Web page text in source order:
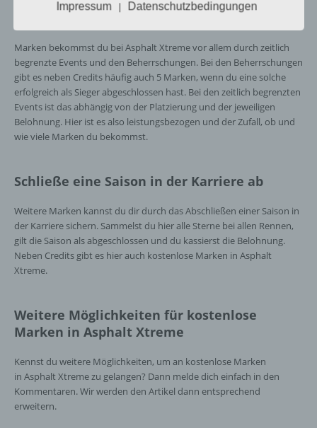
zeitlich begrenzten Events
Marken bekommst du bei Asphalt Xtreme vor allem durch zeitlich
begrenzte Events und den Beherrschungen. Bei den Beherrschungen
gibt es neben Credits häufig auch 5 Marken, wenn du eine solche
erfolgreich als Sieger abgeschlossen hast. Bei den zeitlich begrenzten
Events ist das abhängig von der Platzierung und der jeweiligen
Belohnung. Hier ist es also leistungsbezogen und der Zufall, ob und
wie viele Marken du bekommst.
Schließe eine Saison in der Karriere ab
Weitere Marken kannst du dir durch das Abschließen einer Saison in
der Karriere sichern. Sammelst du hier alle Sterne bei allen Rennen,
gilt die Saison als abgeschlossen und du kassierst die Belohnung.
Neben Credits gibt es hier auch kostenlose Marken in Asphalt
Xtreme.
Weitere Möglichkeiten für kostenlose
Marken in Asphalt Xtreme
Kennst du weitere Möglichkeiten, um an kostenlose Marken
in Asphalt Xtreme zu gelangen? Dann melde dich einfach in den
Kommentaren. Wir werden den Artikel dann entsprechend
erweitern.
Informationen nicht mehr einer spezifischen
betroffenen Person zugeordnet werden
können, sofern diese zusätzlichen
Informationen gesondert aufbewahrt werden
und technischen und organisatorischen
Maßnahmen unterliegen, die gewährleisten,
dass die personenbezogenen Daten nicht
einer identifizierten oder identifizierbaren
natürlichen Person zugewiesen werden.
g) Verantwortlicher oder für die Verarbeitung
Verantwortlicher
Verantwortlicher oder für die Verarbeitung
Verantwortlicher ist die natürliche oder
juristische Person, Behörde, Einrichtung
oder andere Stelle, die allein oder
Sind die Zwecke und Mittel dieser
Verarbeitung durch das Unionsrecht oder
so kann der Verantwortliche
beziehungsweise können die bestimmten
Kriterien seiner Benennung nach dem
Impressum
| Datenschutzbedingungen